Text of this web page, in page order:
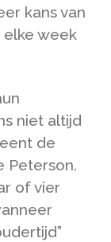
kans van
elke week
niet altijd
de
Peterson.
of vier